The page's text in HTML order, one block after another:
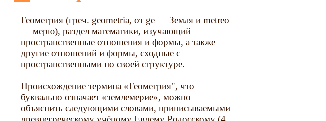
Геометрия (греч. geometria, от ge — Земля и metreo
— мерю), раздел математики, изучающий
пространственные отношения и формы, а также
другие отношений и формы, сходные с
пространственными по своей структуре.
Происхождение термина «Геометрия", что
буквально означает «землемерие», можно
объяснить следующими словами, приписываемыми
древнегреческому учёному Евдему Родосскому (4